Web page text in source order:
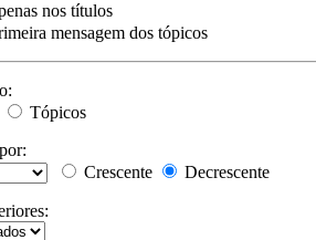
nos títulos
mensagem dos tópicos
Tópicos
Crescente
Decrescente